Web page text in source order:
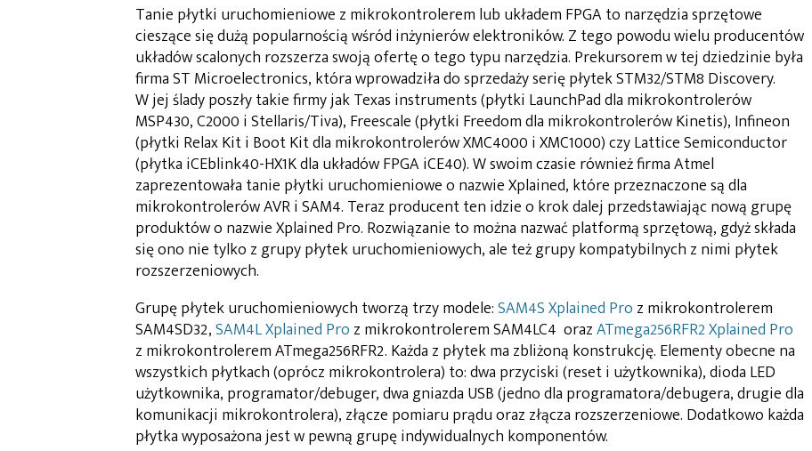
Tanie płytki uruchomieniowe z mikrokontrolerem lub układem FPGA to narzędzia sprzętowe
cieszące się dużą popularnością wśród inżynierów elektroników. Z tego powodu wielu producentów
układów scalonych rozszerza swoją ofertę o tego typu narzędzia. Prekursorem w tej dziedzinie była
firma ST Microelectronics, która wprowadziła do sprzedaży serię płytek STM32/STM8 Discovery.
W jej ślady poszły takie firmy jak Texas instruments (płytki LaunchPad dla mikrokontrolerów
MSP430, C2000 i Stellaris/Tiva), Freescale (płytki Freedom dla mikrokontrolerów Kinetis), Infineon
(płytki Relax Kit i Boot Kit dla mikrokontrolerów XMC4000 i XMC1000) czy Lattice Semiconductor
(płytka iCEblink40-HX1K dla układów FPGA iCE40). W swoim czasie również firma Atmel
zaprezentowała tanie płytki uruchomieniowe o nazwie Xplained, które przeznaczone są dla
mikrokontrolerów AVR i SAM4. Teraz producent ten idzie o krok dalej przedstawiając nową grupę
produktów o nazwie Xplained Pro. Rozwiązanie to można nazwać platformą sprzętową, gdyż składa
się ono nie tylko z grupy płytek uruchomieniowych, ale też grupy kompatybilnych z nimi płytek
rozszerzeniowych.
Grupę płytek uruchomieniowych tworzą trzy modele:SAM4S Xplained Pro z mikrokontrolerem
SAM4SD32,SAM4L Xplained Pro z mikrokontrolerem SAM4LC4 orazATmega256RFR2 Xplained Pro
z mikrokontrolerem ATmega256RFR2. Każda z płytek ma zbliżoną konstrukcję. Elementy obecne na
wszystkich płytkach (oprócz mikrokontrolera) to: dwa przyciski (reset i użytkownika), dioda LED
użytkownika, programator/debuger, dwa gniazda USB (jedno dla programatora/debugera, drugie dla
komunikacji mikrokontrolera), złącze pomiaru prądu oraz złącza rozszerzeniowe. Dodatkowo każda
płytka wyposażona jest w pewną grupę indywidualnych komponentów.